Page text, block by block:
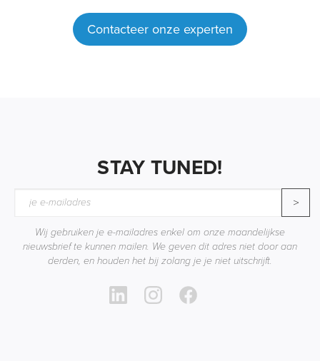
Contacteer onze experten
STAY TUNED!
>
Wij gebruiken je e-mailadres enkel om onze maandelijkse
nieuwsbrief te kunnen mailen. We geven dit adres niet door aan
derden, en houden het bij zolang je je niet uitschrijft.